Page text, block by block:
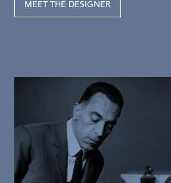
MEET THE DESIGNER